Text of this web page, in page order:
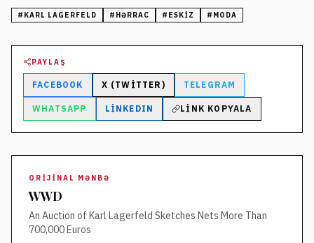
# KARL LAGERFELD # HƏRRAC # ESKIZ # MODA
PAYLAŞ
FACEBOOK X (TWITTER) TELEGRAM
WHATSAPP LINKEDIN LINK KOPYALA
ORIJINAL MƏNBƏ
WWD
An Auction of Karl Lagerfeld Sketches Nets More Than
700,000 Euros